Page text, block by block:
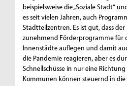
beispielsweise die „Soziale Stadt“
es seit vielen Jahren, auch
Stadtteilzentren. Es ist gut, dass
zunehmend Förderprogramme für
Innenstädte auflegen und damit
die Pandemie reagieren, aber es
Schnellschüsse in nur eine
Kommunen können steuernd in